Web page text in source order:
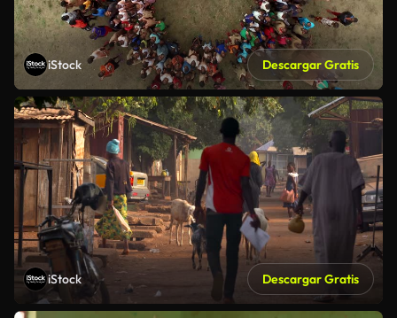
iStock Descargar Gratis
iStock Descargar Gratis